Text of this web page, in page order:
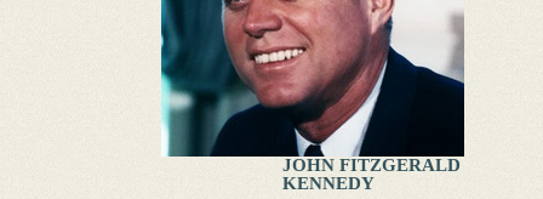
JOHN FITZGERALD
KENNEDY